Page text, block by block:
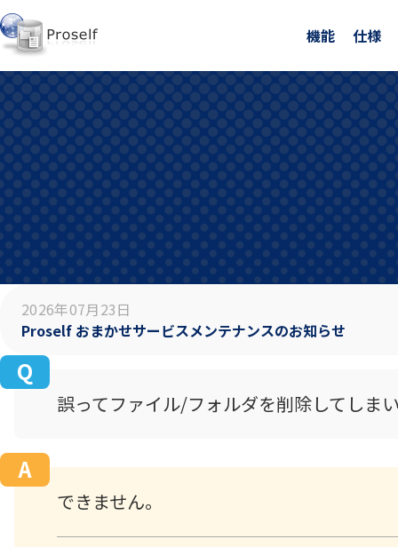
機能 仕様
2026年07月23日
Proself おまかせサービスメンテナンスのお知らせ
誤ってファイル/フォルダを削除してしま
できません。